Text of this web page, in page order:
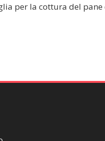
per la cottura del